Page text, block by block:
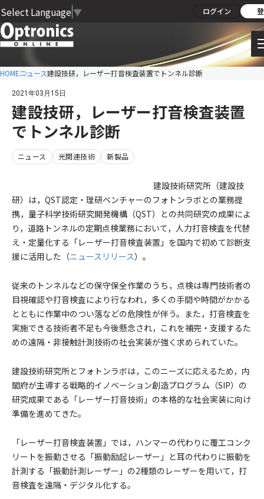
Select Language ▼ ログイン
HOMEニュース建設技研，レーザー打音検査装置でトンネル診断
2021年03月15日
建設技研，レーザー打音検査装置
でトンネル診断
ニュース 光関連技術 新製品
建設技術研究所（建設技
研）は，QST認定・理研ベンチャーのフォトンラボとの業務提
携，量子科学技術研究開発機構（QST）との共同研究の成果によ
り，道路トンネルの定期点検業務において，人力打音検査を代替
え・定量化する「レーザー打音検査装置」を国内で初めて診断支
援に活用した（ニュースリリース）。
従来のトンネルなどの保守保全作業のうち，点検は専門技術者の
目視確認や打音検査により行なわれ，多くの手間や時間がかかる
とともに作業中のつい落などの危険性が伴う。また，打音検査を
実施できる技術者不足も今後懸念され，これを補完・支援するた
めの遠隔・非接触計測技術の社会実装が強く求められていた。
建設技術研究所とフォトンラボは，このニーズに応えるため，内
閣府が主導する戦略的イノベーション創造プログラム（SIP）の
研究成果である「レーザー打音技術」の本格的な社会実装に向け
準備を進めてきた。
「レーザー打音検査装置」では，ハンマーの代わりに覆工コンク
リートを振動させる「振動励起レーザー」と耳の代わりに振動を
計測する「振動計測レーザー」の2種類のレーザーを用いて，打
音検査を遠隔・デジタル化する。